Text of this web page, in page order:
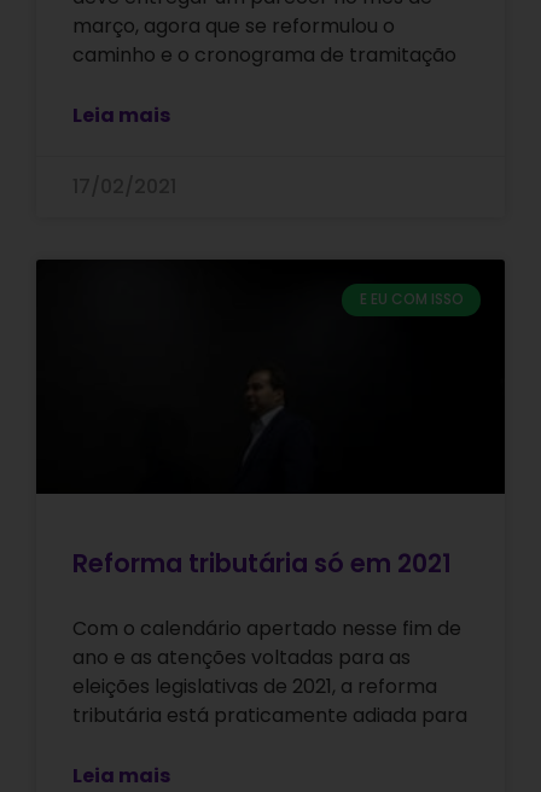
março, agora que se reformulou o
caminho e o cronograma de tramitação
Leia mais
E EU COM ISSO
Reforma tributária só em 2021
Com o calendário apertado nesse fim de
ano e as atenções voltadas para as
eleições legislativas de 2021, a reforma
tributária está praticamente adiada para
Leia mais